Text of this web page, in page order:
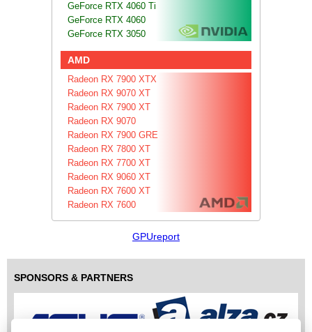
GeForce RTX 4060 Ti
GeForce RTX 4060
GeForce RTX 3050
AMD
Radeon RX 7900 XTX
Radeon RX 9070 XT
Radeon RX 7900 XT
Radeon RX 9070
Radeon RX 7900 GRE
Radeon RX 7800 XT
Radeon RX 7700 XT
Radeon RX 9060 XT
Radeon RX 7600 XT
Radeon RX 7600
GPUreport
SPONSORS & PARTNERS